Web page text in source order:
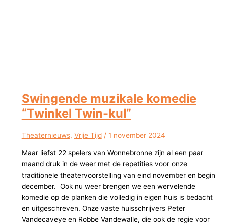
Swingende muzikale komedie
“Twinkel Twin-kul”
Theaternieuws, Vrije Tijd/ 1 november 2024
Maar liefst 22 spelers van Wonnebronne zijn al een paar
maand druk in de weer met de repetities voor onze
traditionele theatervoorstelling van eind november en begin
december. Ook nu weer brengen we een wervelende
komedie op de planken die volledig in eigen huis is bedacht
en uitgeschreven. Onze vaste huisschrijvers Peter
Vandecaveye en Robbe Vandewalle, die ook de regie voor